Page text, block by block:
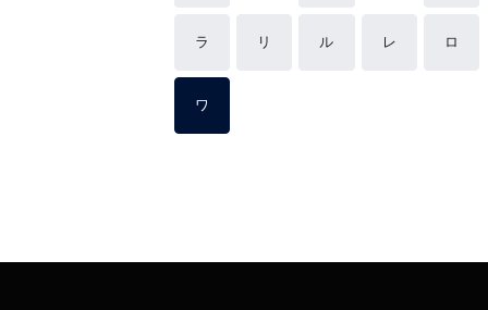
ラ リ ル レ ロ
ワ